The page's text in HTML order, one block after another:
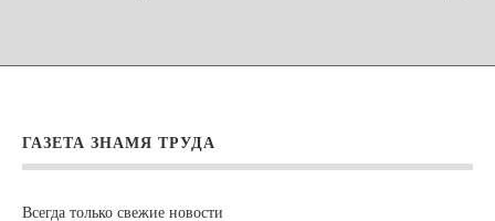
ГАЗЕТА ЗНАМЯ ТРУДА
Всегда только свежие новости